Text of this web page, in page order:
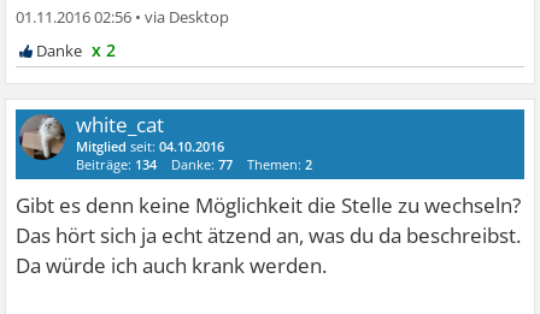
01.11.2016 02:56 •
x 2
white_cat
Mitglied seit:04.10.2016
Beiträge: 134 Danke:77 Themen:2
Gibt es denn keine Möglichkeit die Stelle zu wechseln?
Das hört sich ja echt ätzend an, was du da beschreibst.
Da würde ich auch krank werden.